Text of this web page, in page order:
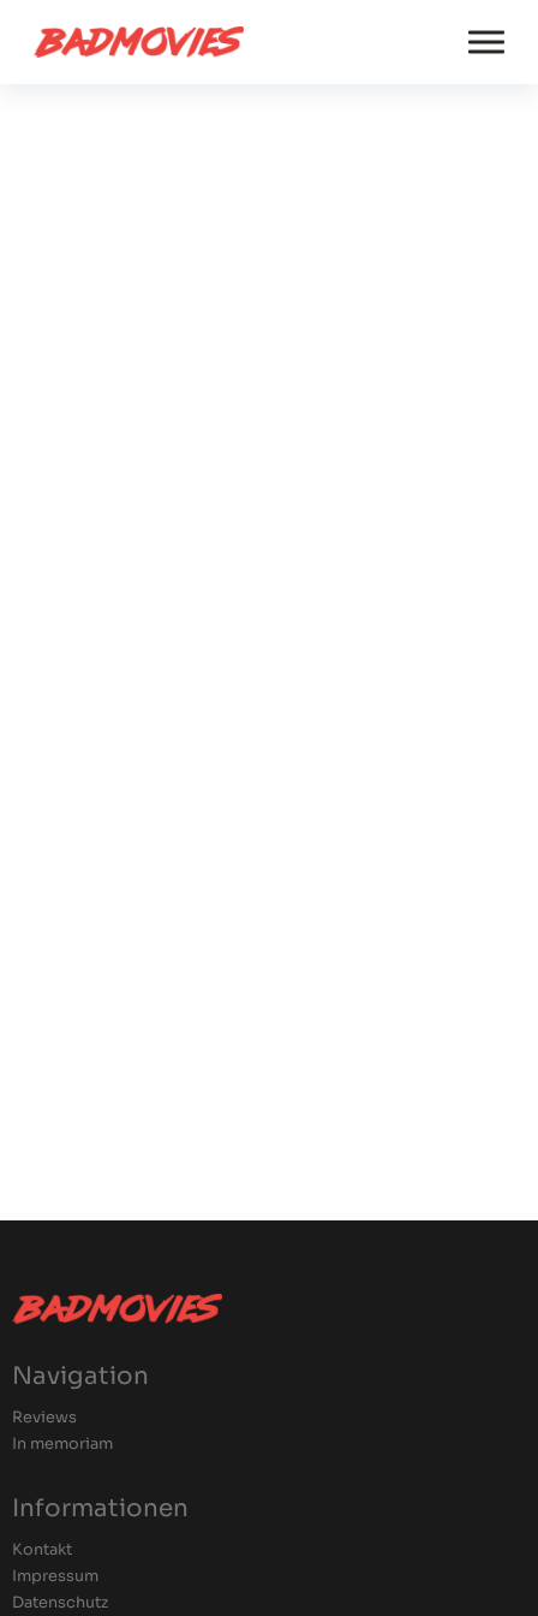
Navigation
Reviews
In memoriam
Informationen
Kontakt
Impressum
Datenschutz